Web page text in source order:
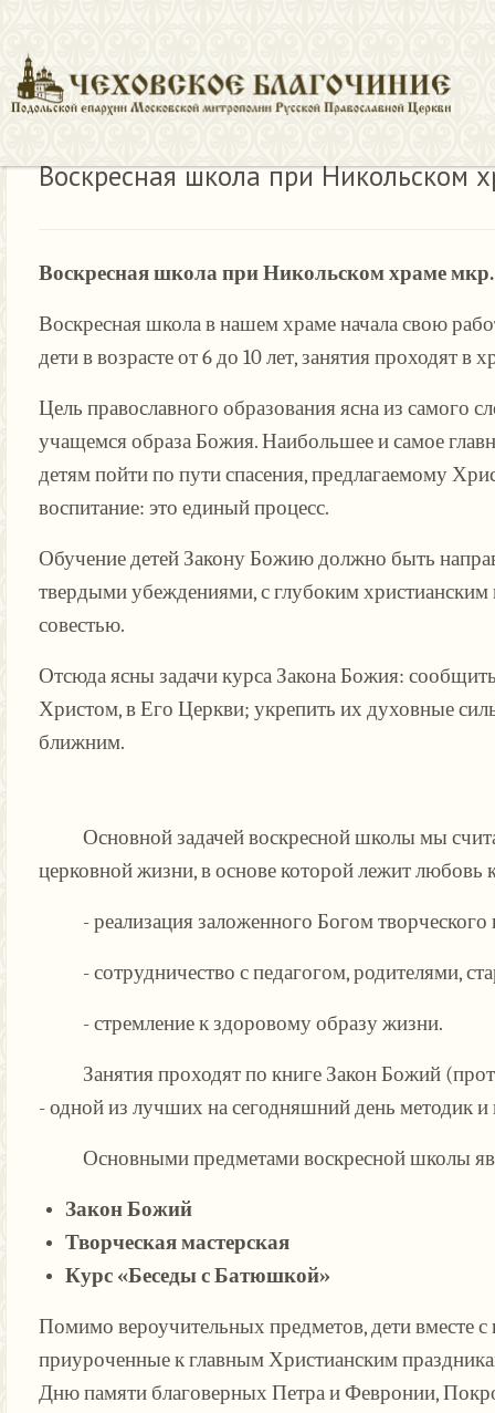
Воскресная школа при Никольском
Воскресная школа при Никольском храме
Воскресная школа в нашем храме начала свою
дети в возрасте от 6 до 10 лет, занятия проходят
Цель православного образования ясна из самого
учащемся образа Божия. Наибольшее и самое
детям пойти по пути спасения, предлагаемому
воспитание: это единый процесс.
Обучение детей Закону Божию должно быть
твердыми убеждениями, с глубоким
совестью.
Отсюда ясны задачи курса Закона Божия:
Христом, в Его Церкви; укрепить их духовные
ближним.
Основной задачей воскресной школы мы
церковной жизни, в основе которой лежит любовь
- реализация заложенного Богом творческого
- сотрудничество с педагогом, родителями,
- стремление к здоровому образу жизни.
Занятия проходят по книге Закон Божий
- одной из лучших на сегодняшний день
Основными предметами воскресной школы
Закон Божий
Творческая мастерская
Курс «Беседы с Батюшкой»
Помимо вероучительных предметов, дети вместе
приуроченные к главным Христианским
Дню памяти благоверных Петра и Февронии,